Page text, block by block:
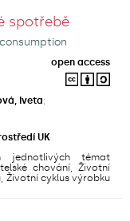
spotřebě
open access
Iveta;
UK
jednotlivých témat
chování, Životní
Životní cyklus výrobku